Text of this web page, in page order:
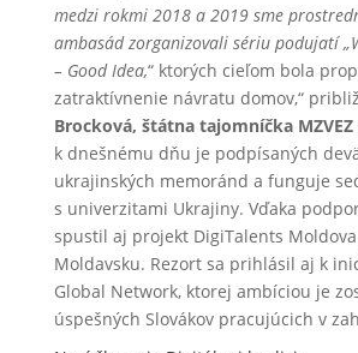
medzi rokmi 2018 a 2019 sme
ambasád zorganizovali sériu podujatí
– Good Idea,“ ktorých cieľom bola
zatraktívnenie návratu domov,“
Brocková, štátna tajomníčka MZVEZ
k dnešnému dňu je podpísaných
ukrajinských memoránd a funguje
s univerzitami Ukrajiny. Vďaka
spustil aj projekt DigiTalents
Moldavsku. Rezort sa prihlásil aj k
Global Network, ktorej ambíciou je
úspešných Slovákov pracujúcich v